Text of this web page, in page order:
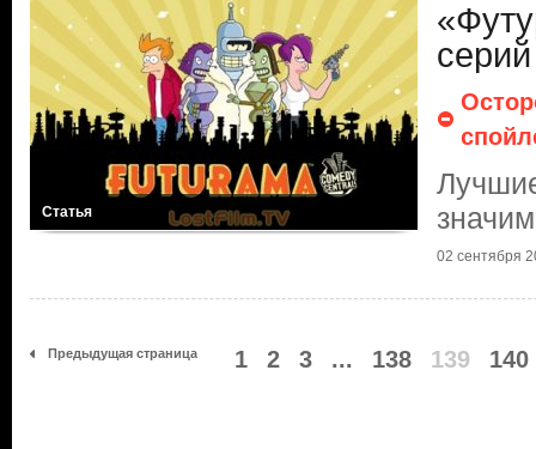
Статья
серий
02 сентября
Предыдущая страница 1 2 3 ... 138 139 140